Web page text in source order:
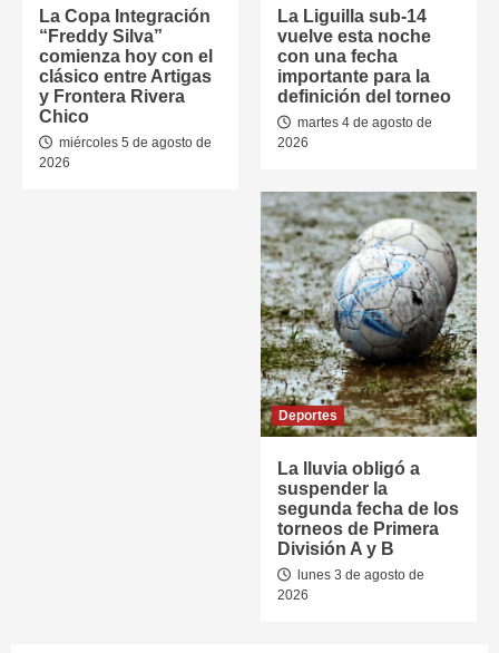
La Copa Integración
“Freddy Silva”
comienza hoy con el
clásico entre Artigas
y Frontera Rivera
Chico
miércoles 5 de agosto de
2026
La Liguilla sub-14
vuelve esta noche
con una fecha
importante para la
definición del torneo
martes 4 de agosto de
2026
Deportes
La lluvia obligó a
suspender la
segunda fecha de los
torneos de Primera
División A y B
lunes 3 de agosto de
2026